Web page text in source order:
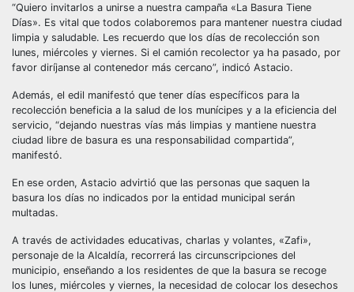
“Quiero invitarlos a unirse a nuestra campaña «La Basura Tiene
Días». Es vital que todos colaboremos para mantener nuestra ciudad
limpia y saludable. Les recuerdo que los días de recolección son
lunes, miércoles y viernes. Si el camión recolector ya ha pasado, por
favor diríjanse al contenedor más cercano”, indicó Astacio.
Además, el edil manifestó que tener días específicos para la
recolección beneficia a la salud de los munícipes y a la eficiencia del
servicio, “dejando nuestras vías más limpias y mantiene nuestra
ciudad libre de basura es una responsabilidad compartida”,
manifestó.
En ese orden, Astacio advirtió que las personas que saquen la
basura los días no indicados por la entidad municipal serán
multadas.
A través de actividades educativas, charlas y volantes, «Zafi»,
personaje de la Alcaldía, recorrerá las circunscripciones del
municipio, enseñando a los residentes de que la basura se recoge
los lunes, miércoles y viernes, la necesidad de colocar los desechos